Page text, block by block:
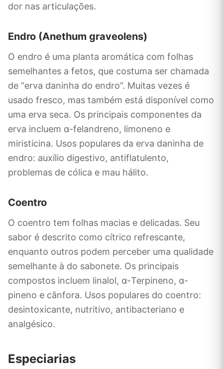
dor nas articulações.
Endro (Anethum graveolens)
O endro é uma planta aromática com folhas
semelhantes a fetos, que costuma ser chamada
de “erva daninha do endro”. Muitas vezes é
usado fresco, mas também está disponível como
uma erva seca. Os principais componentes da
erva incluem α-felandreno, limoneno e
miristicina. Usos populares da erva daninha de
endro: auxílio digestivo, antiflatulento,
problemas de cólica e mau hálito.
Coentro
O coentro tem folhas macias e delicadas. Seu
sabor é descrito como cítrico refrescante,
enquanto outros podem perceber uma qualidade
semelhante à do sabonete. Os principais
compostos incluem linalol, α-Terpineno, α-
pineno e cânfora. Usos populares do coentro:
desintoxicante, nutritivo, antibacteriano e
analgésico.
Especiarias